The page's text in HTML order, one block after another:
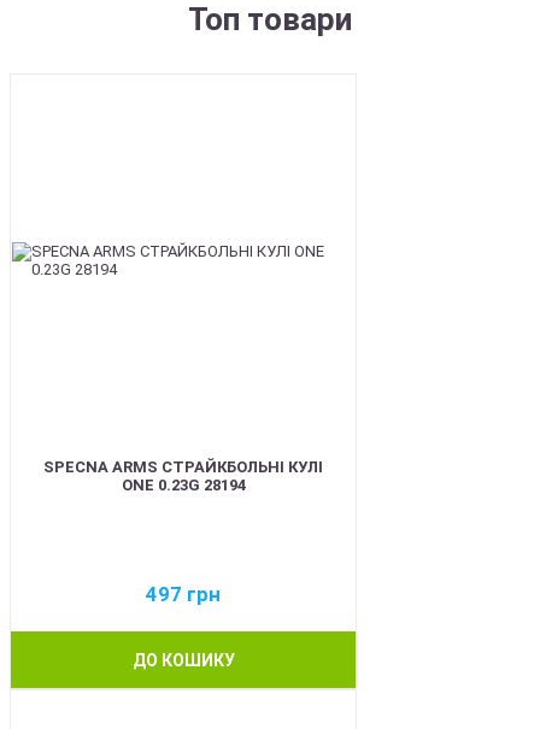
Топ товари
SPECNA ARMS СТРАЙКБОЛЬНІ КУЛІ
ONE 0.23G 28194
497 грн
ДО КОШИКУ